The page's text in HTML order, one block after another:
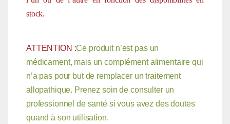
stock.
ATTENTION :Ce produit n’est pas un
médicament, mais un complément alimentaire qui
n’a pas pour but de remplacer un traitement
allopathique. Prenez soin de consulter un
professionnel de santé si vous avez des doutes
quand à son utilisation.